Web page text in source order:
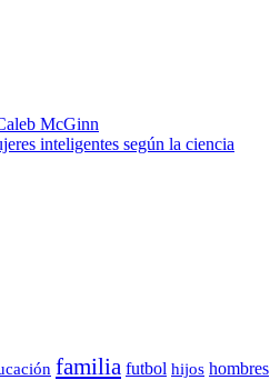
McGinn
inteligentes según la ciencia
familia futbol hijos hombres